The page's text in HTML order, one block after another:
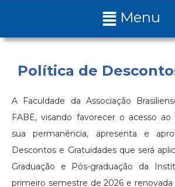
Menu
Política de
A Faculdade da Associação
FABE, visando favorecer o acesso
sua permanência, apresenta e
Descontos e Gratuidades que será
Graduação e Pós-graduação da
primeiro semestre de 2026 e